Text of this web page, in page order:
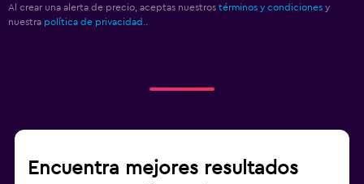
Al crear una alerta de precio, aceptas nuestros términos y condiciones y
nuestra política de privacidad..
Encuentra mejores resultados